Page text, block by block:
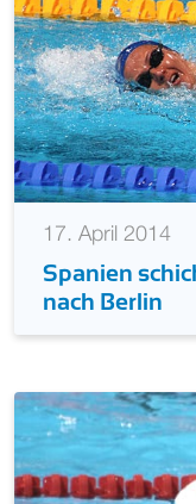
17. April 2014
Spanien
nach Berlin